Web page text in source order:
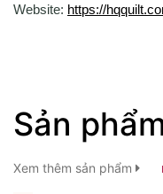
Website: https://
Sản
Xem thêm sản phẩm